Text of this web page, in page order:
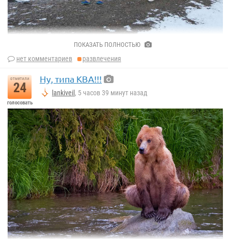
ПОКАЗАТЬ ПОЛНОСТЬЮ
нет комментариев развлечения
отметили
24
голосовать
Ну, типа КВА!!!
lankiveil , 5 часов 39 минут назад